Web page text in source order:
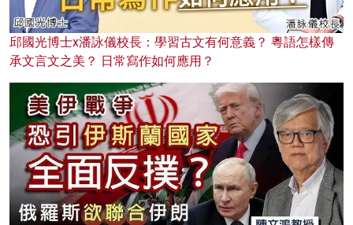
邱國光博士x潘詠儀校長：學習古文有何意義？ 粵語怎樣傳
承文言文之美？ 日常寫作如何應用？